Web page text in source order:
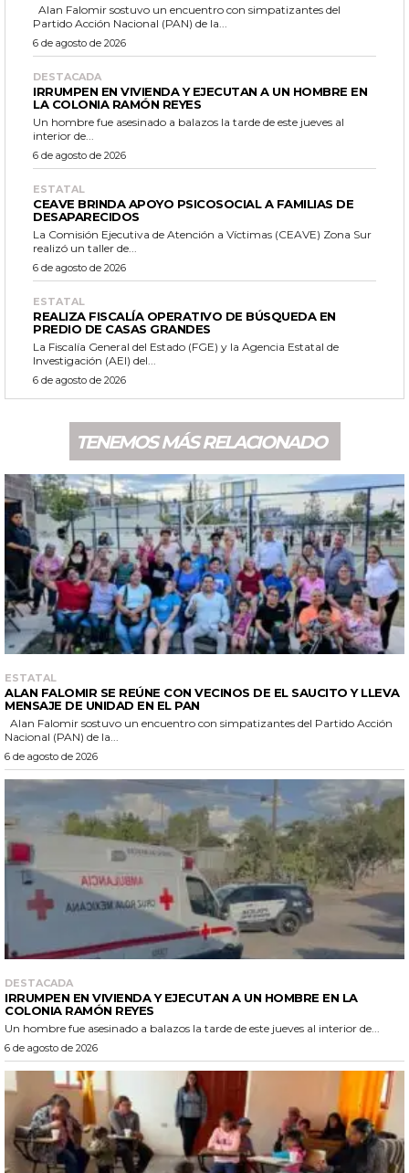
Partido Acción Nacional (PAN) de la...
6 de agosto de 2026
DESTACADA
IRRUMPEN EN VIVIENDA Y EJECUTAN A UN HOMBRE EN
LA COLONIA RAMÓN REYES
Un hombre fue asesinado a balazos la tarde de este jueves al
interior de...
6 de agosto de 2026
ESTATAL
CEAVE BRINDA APOYO PSICOSOCIAL A FAMILIAS DE
DESAPARECIDOS
La Comisión Ejecutiva de Atención a Víctimas (CEAVE) Zona Sur
realizó un taller de...
6 de agosto de 2026
ESTATAL
REALIZA FISCALÍA OPERATIVO DE BÚSQUEDA EN
PREDIO DE CASAS GRANDES
La Fiscalía General del Estado (FGE) y la Agencia Estatal de
Investigación (AEI) del...
6 de agosto de 2026
TENEMOS MÁS RELACIONADO
ESTATAL
ALAN FALOMIR SE REÚNE CON VECINOS DE EL SAUCITO Y LLEVA
MENSAJE DE UNIDAD EN EL PAN
Nacional (PAN) de la...
6 de agosto de 2026
DESTACADA
IRRUMPEN EN VIVIENDA Y EJECUTAN A UN HOMBRE EN LA
COLONIA RAMÓN REYES
Un hombre fue asesinado a balazos la tarde de este jueves al interior de...
6 de agosto de 2026